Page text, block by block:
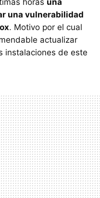
una vulnerabilidad
. Motivo por el cual
actualizar
instalaciones de este